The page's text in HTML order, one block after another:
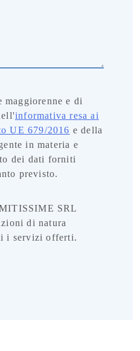
maggiorenne e di
informativa resa ai
UE 679/2016 e della
in materia e
dei dati forniti
previsto.
SRL
di natura
i servizi offerti.